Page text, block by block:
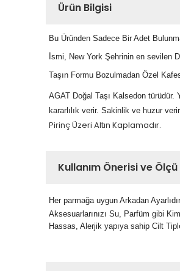
Ürün Bilgisi
Bu Üründen Sadece Bir Adet
İsmi, New York Şehrinin en sevilen
Taşın Formu Bozulmadan Özel
AGAT Doğal Taşı Kalsedon türüdür.
kararlılık verir. Sakinlik ve huzur
Pirinç Üzeri Altın Kaplamadır.
Kullanım Önerisi ve Ölçü
Her parmağa uygun Arkadan
Aksesuarlarınızı Su, Parfüm gibi
Hassas, Alerjik yapıya sahip Cilt